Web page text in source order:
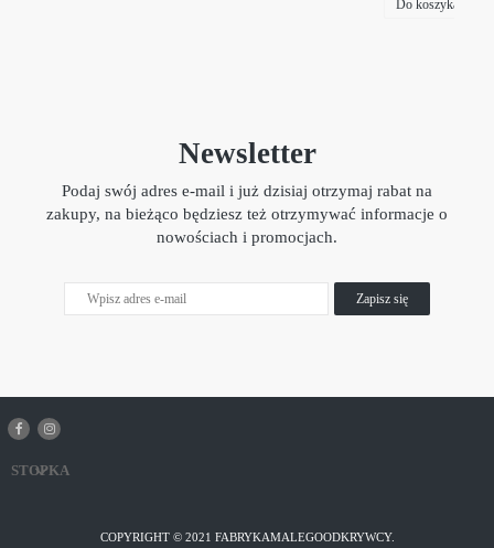
Newsletter
Podaj swój adres e-mail i już dzisiaj otrzymaj rabat na
zakupy, na bieżąco będziesz też otrzymywać informacje o
nowościach i promocjach.
Zapisz się
STOPKA
COPYRIGHT © 2021 FABRYKAMALEGOODKRYWCY.